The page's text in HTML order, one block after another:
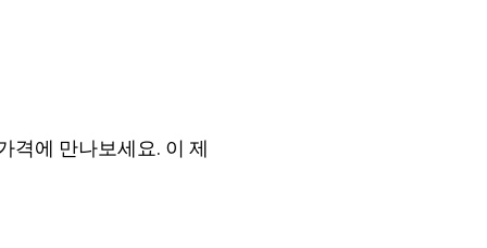
격에 만나보세요. 이 제